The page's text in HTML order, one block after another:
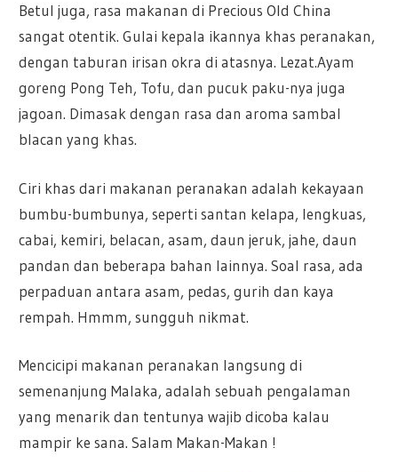
Betul juga, rasa makanan di Precious Old China
sangat otentik. Gulai kepala ikannya khas peranakan,
dengan taburan irisan okra di atasnya. Lezat.Ayam
goreng Pong Teh, Tofu, dan pucuk paku-nya juga
jagoan. Dimasak dengan rasa dan aroma sambal
blacan yang khas.
Ciri khas dari makanan peranakan adalah kekayaan
bumbu-bumbunya, seperti santan kelapa, lengkuas,
cabai, kemiri, belacan, asam, daun jeruk, jahe, daun
pandan dan beberapa bahan lainnya. Soal rasa, ada
perpaduan antara asam, pedas, gurih dan kaya
rempah. Hmmm, sungguh nikmat.
Mencicipi makanan peranakan langsung di
semenanjung Malaka, adalah sebuah pengalaman
yang menarik dan tentunya wajib dicoba kalau
mampir ke sana. Salam Makan-Makan !